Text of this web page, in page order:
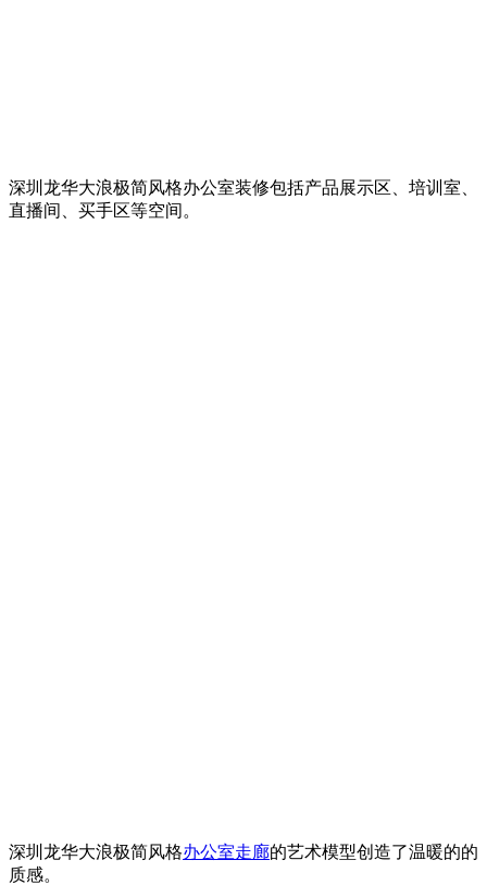
深圳龙华大浪极简风格办公室装修包括产品展示区、培训室、
直播间、买手区等空间。
深圳龙华大浪极简风格办公室走廊的艺术模型创造了温暖的的
质感。